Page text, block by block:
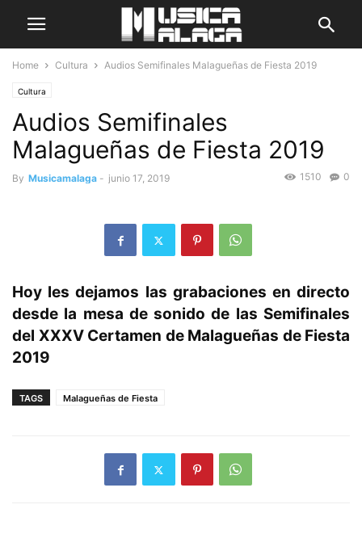
Home Cultura Audios Semifinales Malagueñas de Fiesta 2019
Cultura
Audios Semifinales
Malagueñas de Fiesta 2019
By Musicamalaga - junio 17, 2019 0
1510
Hoy les dejamos las grabaciones en directo
desde la mesa de sonido de las Semifinales
del XXXV Certamen de Malagueñas de Fiesta
2019
TAGS Malagueñas de Fiesta